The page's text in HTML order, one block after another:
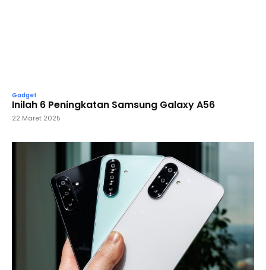
Gadget
Inilah 6 Peningkatan Samsung Galaxy A56
22 Maret 2025